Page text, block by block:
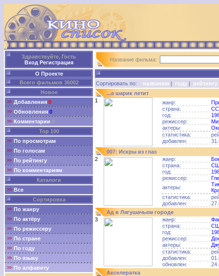
Здравствуйте, Гость
Вход Регистрация
О Проекте
Всего фильмов 36002
Новое
Добавления 0
Обновления 0
Комментарии 0
Top 100
По просмотрам
По голосам
По рейтингу
По комментариям
Каталоги
Все
Сортировка
По жанру
По актёру
По режиссеру
По стране
По году
По языку
По алфавиту
Название фильма:
Сортировать по: названию | году | рейтингу
...а шарик летит
1
жанр:
страна:
год:
режиссер:
актеры:
статистика:
добавлен:
007: Искры из глаз
2
жанр:
страна:
год:
режиссер:
актеры:
статистика:
добавлен:
Ад в Лягушачьем городе
3
жанр:
страна:
год:
режиссер:
актеры:
статистика:
добавлен:
обновлен:
Акселератка